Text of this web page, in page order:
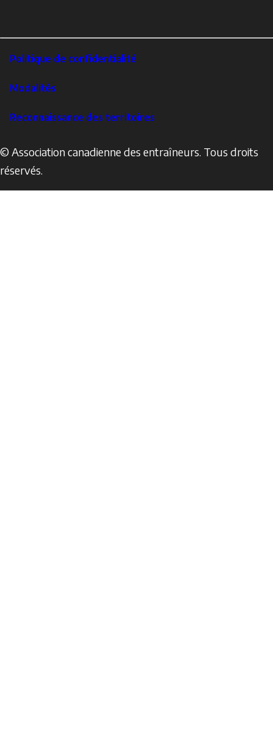
Footer
Corporate
Politique de confidentialité
Modalités
Reconnaissance des territoires
© Association canadienne des entraîneurs. Tous droits
réservés.